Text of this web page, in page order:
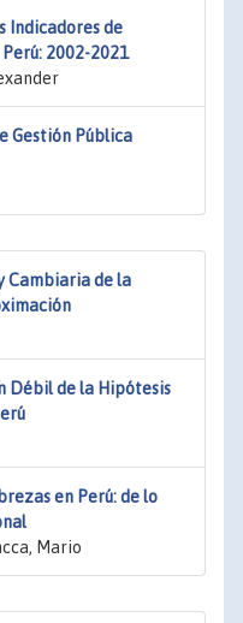
Indicadores de
2002-2021
Gestión Pública
Cambiaria de la
Débil de la Hipótesis
en Perú: de lo
Mario